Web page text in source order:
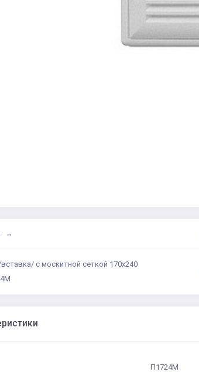
с москитной сеткой 170х240
П1724М